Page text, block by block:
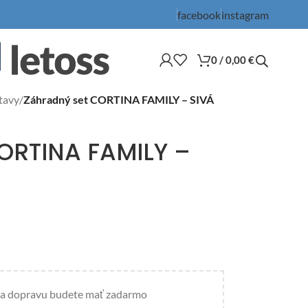
facebookinstagram
0 /0,00€
/Záhradný set CORTINA FAMILY – SIVÁ
FAMILY –
dopravu budete mať zadarmo